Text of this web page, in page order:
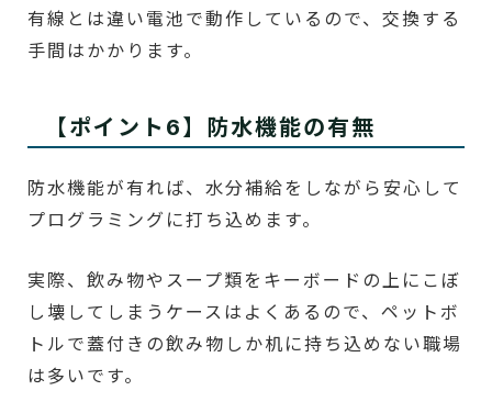
有線とは違い電池で動作しているので、交換する
手間はかかります。
【ポイント6】防水機能の有無
防水機能が有れば、水分補給をしながら安心して
プログラミングに打ち込めます。
実際、飲み物やスープ類をキーボードの上にこぼ
し壊してしまうケースはよくあるので、ペットボ
トルで蓋付きの飲み物しか机に持ち込めない職場
は多いです。